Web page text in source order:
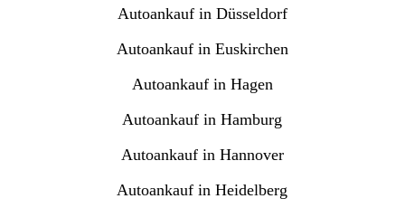
Autoankauf in Düsseldorf
Autoankauf in Euskirchen
Autoankauf in Hagen
Autoankauf in Hamburg
Autoankauf in Hannover
Autoankauf in Heidelberg